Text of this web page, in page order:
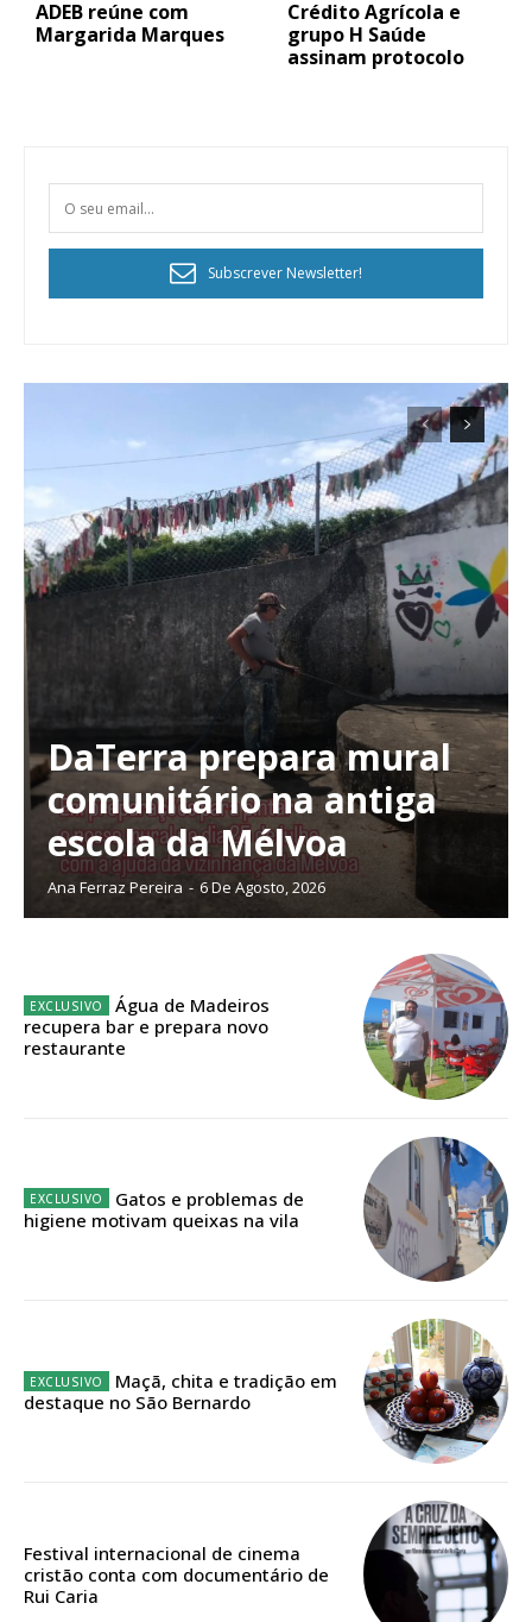
Planos de Assinatura
Faça-se assinante do Região de Cister e ajude-nos a manter este serviço
Sendo assinante terá acesso a todos os conteúdos exclusivos e versões
Escolha o plano de assinatura desejado:
32€
Edição em papel entregue à Quinta-feira em sua
casa
ADEB reúne com
Margarida Marques
Crédito Agrícola e
grupo H Saúde
assinam protocolo
Subscrever Newsletter!
DaTerra prepara mural
comunitário na antiga
escola da Mélvoa
Ana Ferraz Pereira - 6 De Agosto, 2026
Água de Madeiros
recupera bar e prepara novo
restaurante
Gatos e problemas de
higiene motivam queixas na vila
Maçã, chita e tradição em
destaque no São Bernardo
Festival internacional de cinema
cristão conta com documentário de
Rui Caria